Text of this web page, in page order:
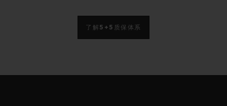
了解5+5质保体系